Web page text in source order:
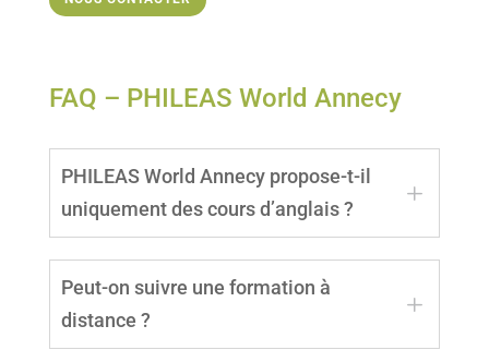
FAQ – PHILEAS World Annecy
PHILEAS World Annecy propose-t-il
uniquement des cours d’anglais ?
L
Non, le centre enseigne également l’espagnol,
l’italien, l’allemand et le français langue
étrangère (FLE), avec des professeurs qualifiés
Peut-on suivre une formation à
distance ?
L